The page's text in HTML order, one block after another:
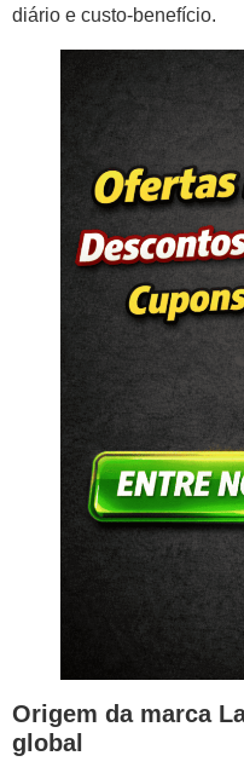
diário e custo-benefício.
Origem da marca
global